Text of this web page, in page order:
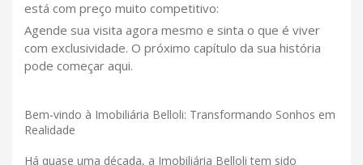
está com preço muito competitivo:
Agende sua visita agora mesmo e sinta o que é viver
com exclusividade. O próximo capítulo da sua história
pode começar aqui.
Bem-vindo à Imobiliária Belloli: Transformando Sonhos em
Realidade
Há quase uma década, a Imobiliária Belloli tem sido